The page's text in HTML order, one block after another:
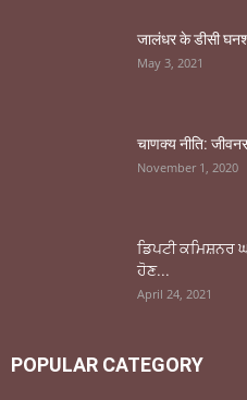
जालंधर के डीसी
May 3, 2021
चाणक्य नीति:
November 1, 2020
ਡਿਪਟੀ ਕਮਿਸ਼ਨਰ
ਹੋਣ...
April 24, 2021
POPULAR CATEGORY